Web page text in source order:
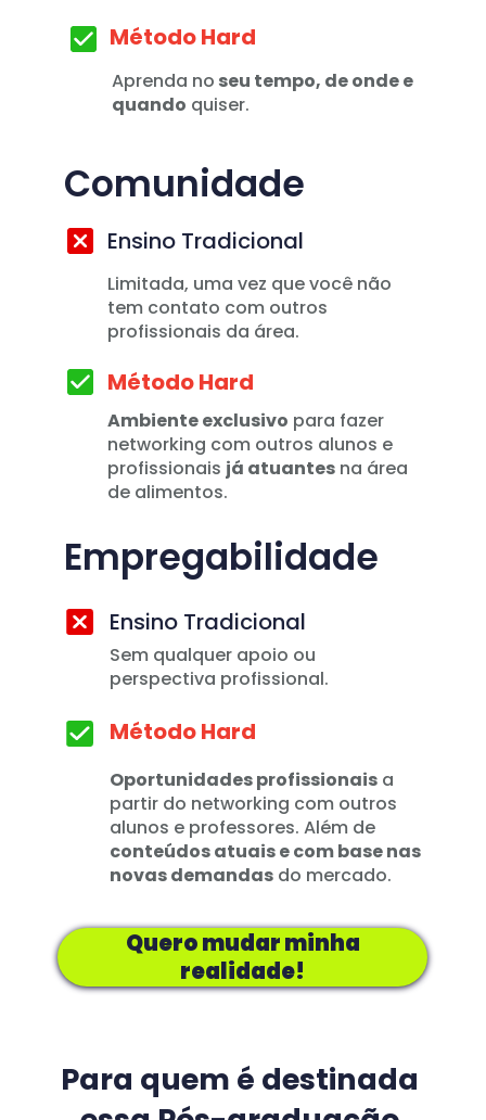
Método Hard
Ensino Tradicional
Método Hard
Ensino Tradicional
Método Hard
Aprenda no seu tempo, de onde e
quando quiser.
Ambiente exclusivo para fazer
networking com outros alunos e
profissionais já atuantes na área
de alimentos.
Limitada, uma vez que você não
tem contato com outros
profissionais da área.
Comunidade
Oportunidades profissionais a
partir do networking com outros
alunos e professores. Além de
conteúdos atuais e com base nas
novas demandas do mercado.
Sem qualquer apoio ou
perspectiva profissional.
Empregabilidade
Quero mudar minha
realidade!
Para quem é destinada